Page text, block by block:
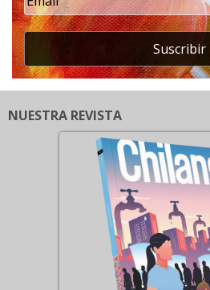
Suscribir
NUESTRA REVISTA